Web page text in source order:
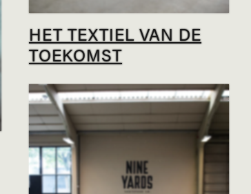
HET TEXTIEL VAN DE
TOEKOMST